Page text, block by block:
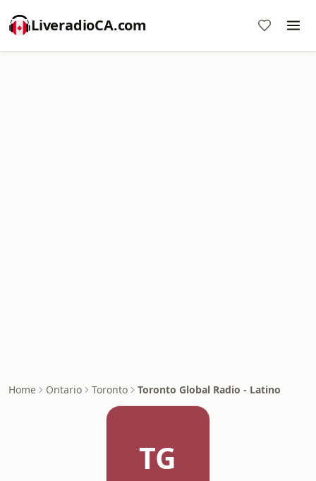
LiveradioCA.com
Home Ontario Toronto Toronto Global Radio - Latino
TG